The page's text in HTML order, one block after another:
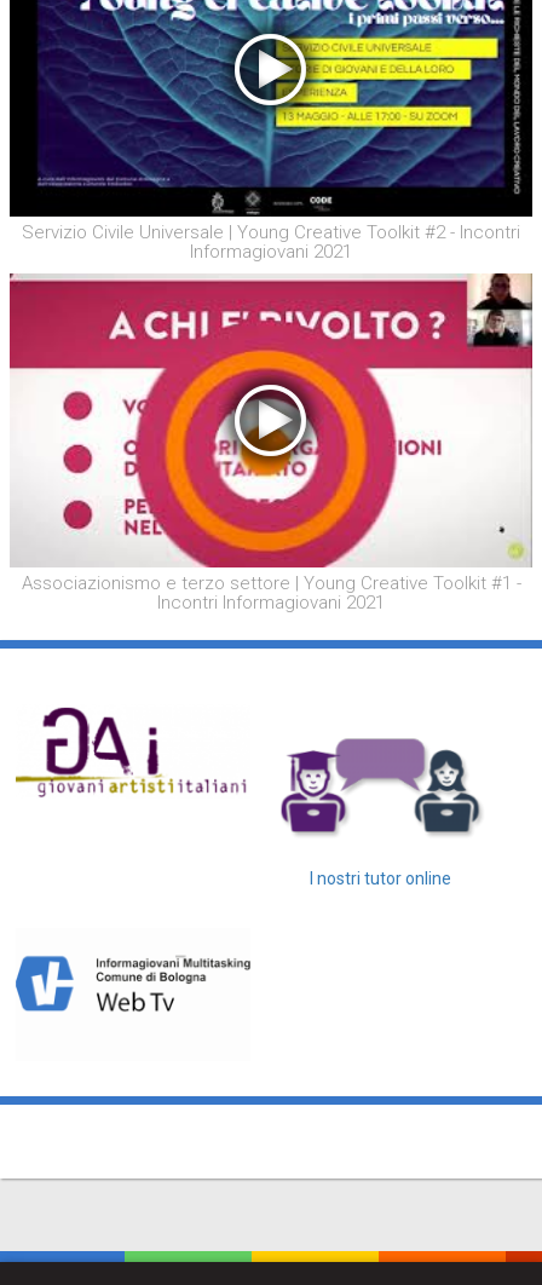
Servizio Civile Universale | Young Creative Toolkit #2 - Incontri
Informagiovani 2021
Associazionismo e terzo settore | Young Creative Toolkit #1 -
Incontri Informagiovani 2021
I nostri tutor online